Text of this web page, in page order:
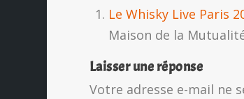
Le Whisky Live Paris
Maison de la
Laisser une réponse
Votre adresse e-mail ne